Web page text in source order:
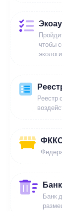
чтобы
Реестр
Банк